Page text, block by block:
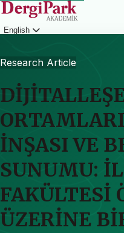
English
Research Article
İNŞASI VE
SUNUMU:
FAKÜLTESİ
ÜZERİNE